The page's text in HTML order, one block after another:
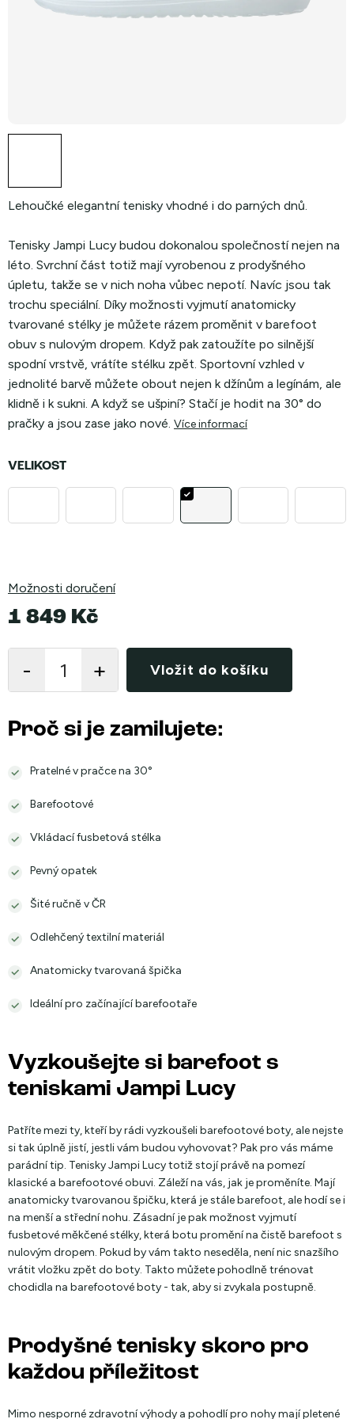
Lehoučké elegantní tenisky vhodné i do parných dnů.
Tenisky Jampi Lucy budou dokonalou společností nejen na
léto. Svrchní část totiž mají vyrobenou z prodyšného
úpletu, takže se v nich noha vůbec nepotí. Navíc jsou tak
trochu speciální. Díky možnosti vyjmutí anatomicky
tvarované stélky je můžete rázem proměnit v barefoot
obuv s nulovým dropem. Když pak zatoužíte po silnější
spodní vrstvě, vrátíte stélku zpět. Sportovní vzhled v
jednolité barvě můžete obout nejen k džínům a legínám, ale
klidně i k sukni. A když se ušpiní? Stačí je hodit na 30° do
pračky a jsou zase jako nové. Více informací
VELIKOST
Možnosti doručení
1 849 Kč
cena:
Vložit do košíku
Proč si je zamilujete:
Pratelné v pračce na 30°
Barefootové
Vkládací fusbetová stélka
Pevný opatek
Šité ručně v ČR
Odlehčený textilní materiál
Anatomicky tvarovaná špička
Ideální pro začínající barefootaře
Vyzkoušejte si barefoot s
teniskami Jampi Lucy
Patříte mezi ty, kteří by rádi vyzkoušeli barefootové boty, ale nejste
si tak úplně jistí, jestli vám budou vyhovovat? Pak pro vás máme
parádní tip. Tenisky Jampi Lucy totiž stojí právě na pomezí
klasické a barefootové obuvi. Záleží na vás, jak je proměníte. Mají
anatomicky tvarovanou špičku, která je stále barefoot, ale hodí se i
na menší a střední nohu. Zásadní je pak možnost vyjmutí
fusbetové měkčené stélky, která botu promění na čistě barefoot s
nulovým dropem. Pokud by vám takto neseděla, není nic snazšího
vrátit vložku zpět do boty. Takto můžete pohodlně trénovat
chodidla na barefootové boty - tak, aby si zvykala postupně.
Prodyšné tenisky skoro pro
každou příležitost
Mimo nesporné zdravotní výhody a pohodlí pro nohy mají pletené